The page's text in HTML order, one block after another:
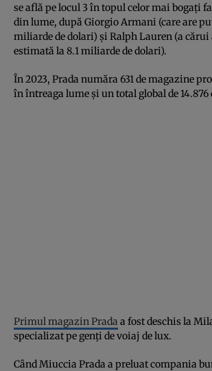
se află pe locul 3 în topul celor mai bogați
din lume, după Giorgio Armani (care are
miliarde de dolari) și Ralph Lauren (a cărui
estimată la 8.1 miliarde de dolari).
În 2023, Prada număra 631 de magazine
în întreaga lume și un total global de 14.876
Primul magazin Prada a fost deschis la
specializat pe genți de voiaj de lux.
Când Miuccia Prada a preluat compania